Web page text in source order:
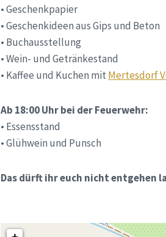
• Geschenkpapier
• Geschenkideen aus Gips und Beton
• Buchausstellung
• Wein- und Getränkestand
• Kaffee und Kuchen mit Mertesdorf
Ab 18:00 Uhr bei der Feuerwehr:
• Essensstand
• Glühwein und Punsch
Das dürft ihr euch nicht entgehen